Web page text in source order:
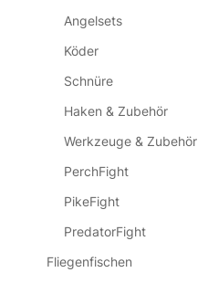
Angelsets
Köder
Schnüre
Haken & Zubehör
Werkzeuge & Zubehör
PerchFight
PikeFight
PredatorFight
Fliegenfischen